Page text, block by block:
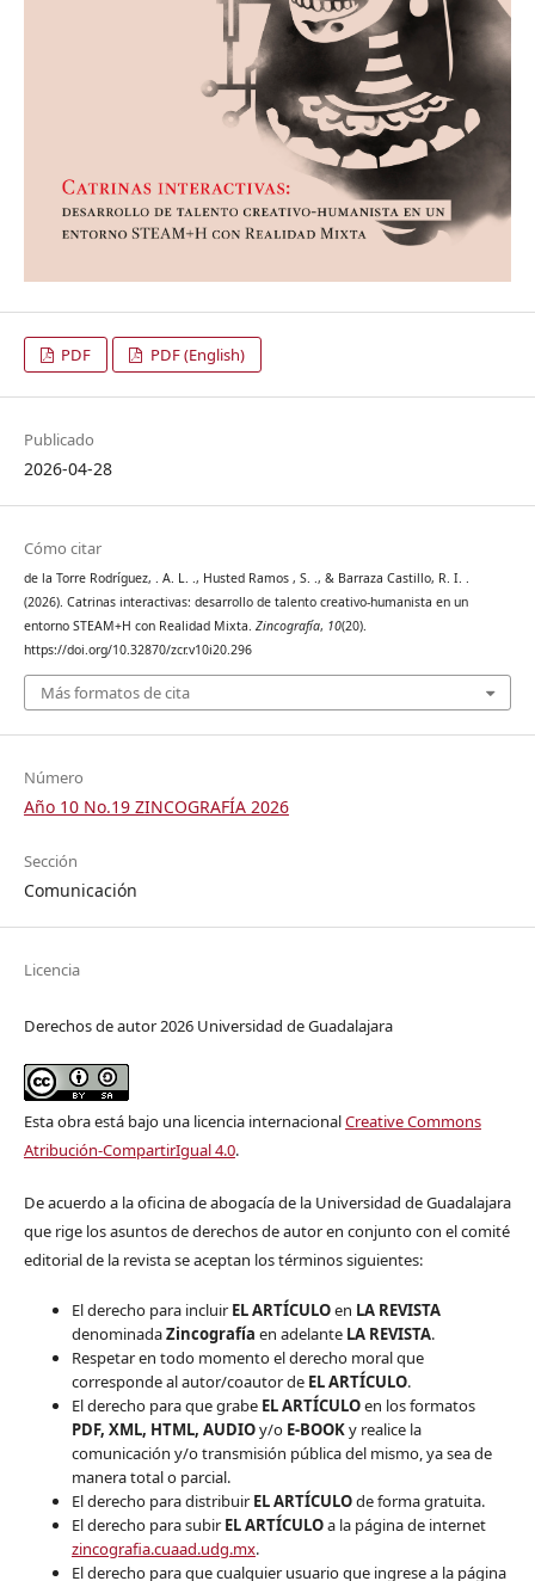
PDF PDF (English)
Publicado
2026-04-28
Cómo citar
de la Torre Rodríguez, . A. L. ., Husted Ramos , S. ., & Barraza Castillo, R. I. .
(2026). Catrinas interactivas: desarrollo de talento creativo-humanista en un
entorno STEAM+H con Realidad Mixta. Zincografía, 10(20).
https://doi.org/10.32870/zcr.v10i20.296
Más formatos de cita
Número
Año 10 No.19 ZINCOGRAFÍA 2026
Sección
Comunicación
Licencia
Derechos de autor 2026 Universidad de Guadalajara
Esta obra está bajo una licencia internacionalCreative Commons
Atribución-CompartirIgual 4.0.
De acuerdo a la oficina de abogacía de la Universidad de Guadalajara
que rige los asuntos de derechos de autor en conjunto con el comité
editorial de la revista se aceptan los términos siguientes:
El derecho para incluirEL ARTÍCULOen LA REVISTA
denominadaZincografía en adelante LA REVISTA.
Respetar en todo momento el derecho moral que
corresponde al autor/coautor deEL ARTÍCULO.
El derecho para que grabe EL ARTÍCULOen los formatos
PDF, XML, HTML, AUDIOy/o E-BOOKy realice la
comunicación y/o transmisión pública del mismo, ya sea de
manera total o parcial.
El derecho para distribuirEL ARTÍCULOde forma gratuita.
El derecho para subirEL ARTÍCULOa la página de internet
zincografia.cuaad.udg.mx.
El derecho para que cualquier usuario que ingrese a la página